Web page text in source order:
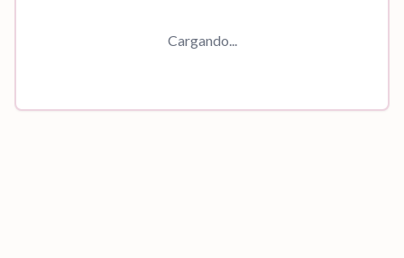
Cargando...